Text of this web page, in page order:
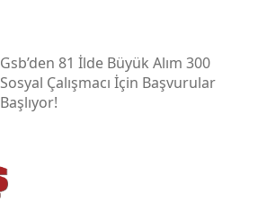
Gsb’den 81 İlde Büyük Alım 300
Sosyal Çalışmacı İçin Başvurular
Başlıyor!